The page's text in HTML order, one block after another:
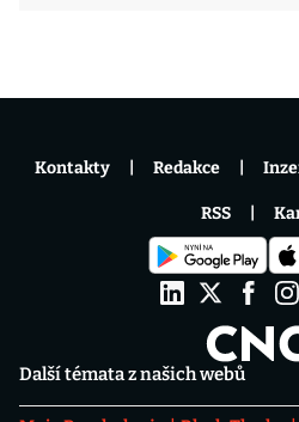
Další témata z našich webů
Kontakty Redakce
RSS